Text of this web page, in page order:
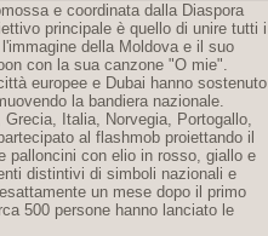
e coordinata dalla Diaspora
principale è quello di unire tutti i
della Moldova e il suo
con la sua canzone "O mie".
europee e Dubai hanno sostenuto
la bandiera nazionale.
Italia, Norvegia, Portogallo,
al flashmob proiettando il
palloncini con elio in rosso, giallo e
distintivi di simboli nazionali e
un mese dopo il primo
500 persone hanno lanciato le